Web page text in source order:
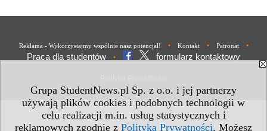
Grupa StudentNews.pl Sp. z o.o. i jej partnerzy
używają plików cookies i podobnych technologii w
celu realizacji m.in. usług statystycznych i
reklamowych zgodnie z Polityką Prywatności. Możesz
Reklama - Wykorzystajmy wspólnie nasz potencjał! • Kontakt • Patronat •
Praca dla studentów • formularz kontaktowy